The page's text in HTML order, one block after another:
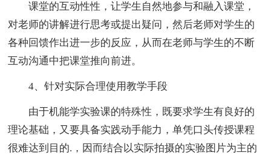
课堂的互动性性，让学生自然地参与和融入课堂，
对老师的讲解进行思考或提出疑问，然后老师对学生的
各种回馈作出进一步的反应，从而在老师与学生的不断
互动沟通中把课堂推向前进。
4、针对实际合理使用教学手段
由于机能学实验课的特殊性，既要求学生有良好的
理论基础，又要具备实践动手能力，单凭口头传授课程
很难达到目的.，因而结合以实际拍摄的实验图片为主的